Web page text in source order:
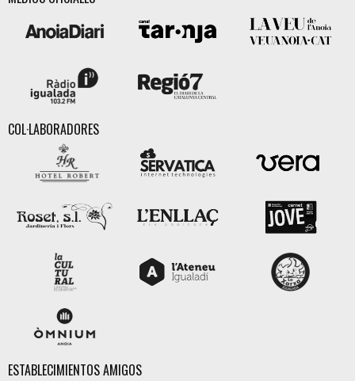
COL·LABORADORES
ESTABLECIMIENTOS AMIGOS